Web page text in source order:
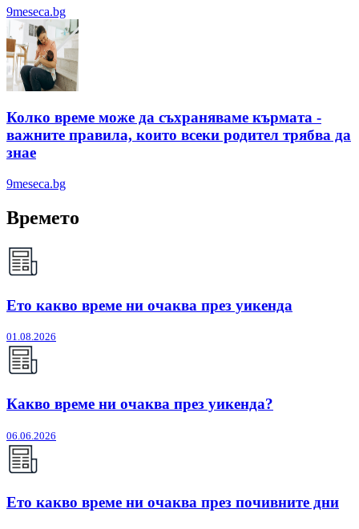
9meseca.bg
Колко време може да съхраняваме кърмата -
важните правила, които всеки родител трябва да
знае
9meseca.bg
Времето
Ето какво време ни очаква през уикенда
01.08.2026
Какво време ни очаква през уикенда?
06.06.2026
Ето какво време ни очаква през почивните дни